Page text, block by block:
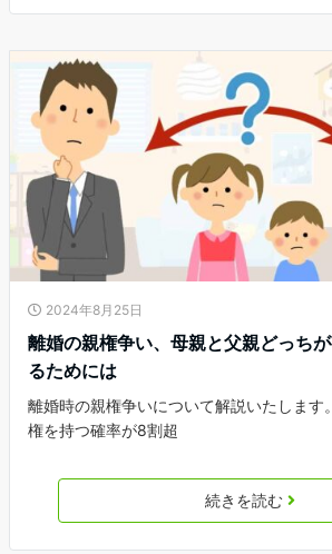
2024年8月25日
離婚の親権争い、母親と父親どっち
るためには
離婚時の親権争いについて解説いたします
権を持つ確率が8割超
続きを読む